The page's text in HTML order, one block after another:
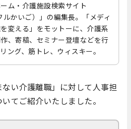
ム・介護施設検索サイト
ルかいご）」の編集長。「メディ
変える」をモットーに、介護系
、寄稿、セミナー登壇などを行
ング、筋トレ、ウィスキー。
い介護離職」に対して人事担
てご紹介いたしました。